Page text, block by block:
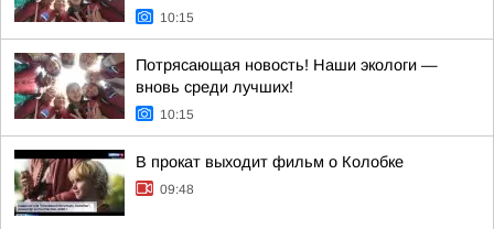
10:15
Потрясающая новость! Наши экологи —
вновь среди лучших!
10:15
В прокат выходит фильм о Колобке
09:48